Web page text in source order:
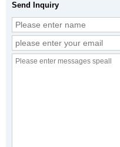
Send Inquiry